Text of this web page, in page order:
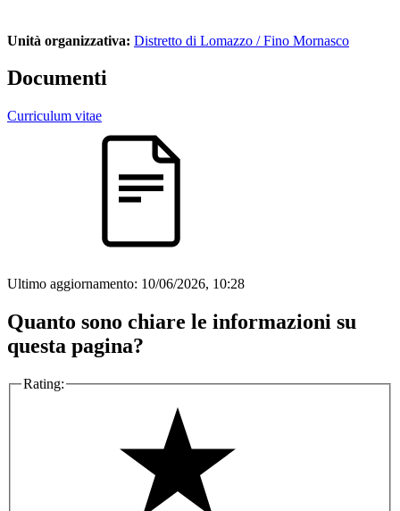
Unità organizzativa: Distretto di Lomazzo / Fino Mornasco
Documenti
Curriculum vitae
Ultimo aggiornamento: 10/06/2026, 10:28
Quanto sono chiare le informazioni su
questa pagina?
Rating: